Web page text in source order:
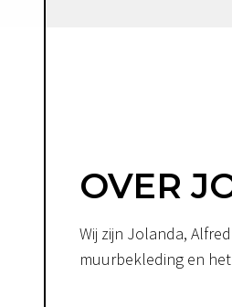
OVER
Wij zijn Jolanda,
muurbekleding en